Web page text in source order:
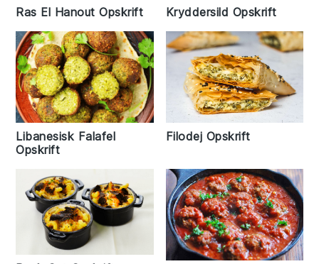
Ras El Hanout Opskrift Kryddersild Opskrift
Libanesisk Falafel
Opskrift
Filodej Opskrift